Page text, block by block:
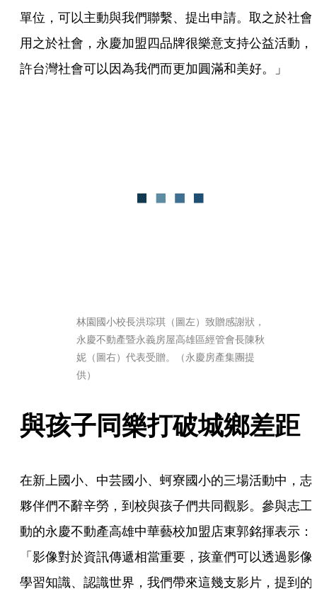
單位，可以主動與我們聯繫、提出申請。取之於社會
用之於社會，永慶加盟四品牌很樂意支持公益活動，
許台灣社會可以因為我們而更加圓滿和美好。」
林園國小校長洪琮琪（圖左）致贈感謝狀，
永慶不動產暨永義房屋高雄區經管會長陳秋
妮（圖右）代表受贈。（永慶房產集團提
供）
與孩子同樂打破城鄉差距
在新上國小、中芸國小、蚵寮國小的三場活動中，志
夥伴們不辭辛勞，到校與孩子們共同觀影。參與志工
動的永慶不動產高雄中華藝校加盟店東郭銘揮表示：
「影像對於資訊傳遞相當重要，孩童們可以透過影像
學習知識、認識世界，我們帶來這幾支影片，提到的